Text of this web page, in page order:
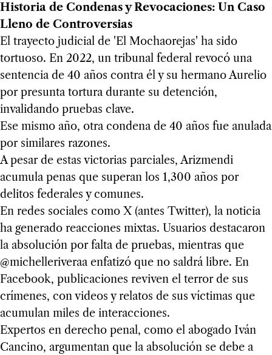
Historia de Condenas y Revocaciones: Un Caso
Lleno de Controversias
El trayecto judicial de 'El Mochaorejas' ha sido
tortuoso. En 2022, un tribunal federal revocó una
sentencia de 40 años contra él y su hermano Aurelio
por presunta tortura durante su detención,
invalidando pruebas clave.
Ese mismo año, otra condena de 40 años fue anulada
por similares razones.
A pesar de estas victorias parciales, Arizmendi
acumula penas que superan los 1,300 años por
delitos federales y comunes.
En redes sociales como X (antes Twitter), la noticia
ha generado reacciones mixtas. Usuarios destacaron
la absolución por falta de pruebas, mientras que
@michelleriveraa enfatizó que no saldrá libre. En
Facebook, publicaciones reviven el terror de sus
crímenes, con videos y relatos de sus víctimas que
acumulan miles de interacciones.
Expertos en derecho penal, como el abogado Iván
Cancino, argumentan que la absolución se debe a